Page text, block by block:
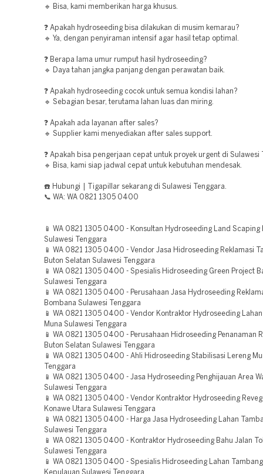
🔹 Bisa, kami memberikan harga khusus.
❓ Apakah hydroseeding bisa dilakukan di musim kemarau?
🔹 Ya, dengan penyiraman intensif agar hasil tetap optimal.
❓ Berapa lama umur rumput hasil hydroseeding?
🔹 Daya tahan jangka panjang dengan perawatan baik.
❓ Apakah hydroseeding cocok untuk semua kondisi lahan?
🔹 Sebagian besar, terutama lahan luas dan miring.
❓ Apakah ada layanan after sales?
🔹 Supplier kami menyediakan after sales support.
❓ Apakah bisa pengerjaan cepat untuk proyek urgent di Sulawesi
🔹 Bisa, kami siap jadwal cepat untuk kebutuhan mendesak.
☎️ Hubungi | Tigapillar sekarang di Sulawesi Tenggara.
📞 WA: WA 0821 1305 0400
📱 WA 0821 1305 0400 - Konsultan Hydroseeding Land Scaping
Sulawesi Tenggara
📱 WA 0821 1305 0400 - Vendor Jasa Hidroseeding Reklamasi
Buton Selatan Sulawesi Tenggara
📱 WA 0821 1305 0400 - Spesialis Hidroseeding Green Project
Sulawesi Tenggara
📱 WA 0821 1305 0400 - Perusahaan Jasa Hydroseeding
Bombana Sulawesi Tenggara
📱 WA 0821 1305 0400 - Vendor Kontraktor Hydroseeding
Muna Sulawesi Tenggara
📱 WA 0821 1305 0400 - Perusahaan Hidroseeding Penanaman
Buton Selatan Sulawesi Tenggara
📱 WA 0821 1305 0400 - Ahli Hidroseeding Stabilisasi Lereng
Tenggara
📱 WA 0821 1305 0400 - Jasa Hydroseeding Penghijauan Area
Sulawesi Tenggara
📱 WA 0821 1305 0400 - Vendor Kontraktor Hydroseeding
Konawe Utara Sulawesi Tenggara
📱 WA 0821 1305 0400 - Harga Jasa Hydroseeding Lahan
Sulawesi Tenggara
📱 WA 0821 1305 0400 - Kontraktor Hydroseeding Bahu Jalan
Sulawesi Tenggara
📱 WA 0821 1305 0400 - Spesialis Hidroseeding Lahan
Kepulauan Sulawesi Tenggara